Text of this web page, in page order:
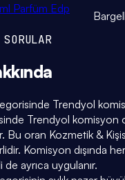
Parfüm Edp
Trendyol
Trendyol komisyon
Bu oran Kozmetik &
Komisyon dışında
ayrıca uygulanır.